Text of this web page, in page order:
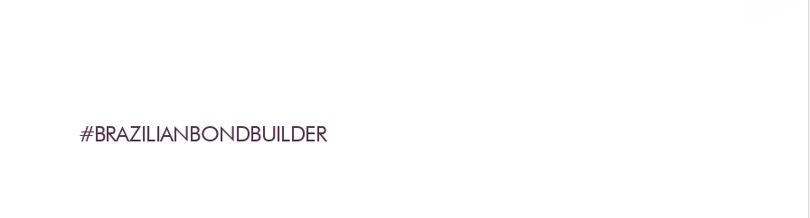
#BRAZILIANBONDBUILDER